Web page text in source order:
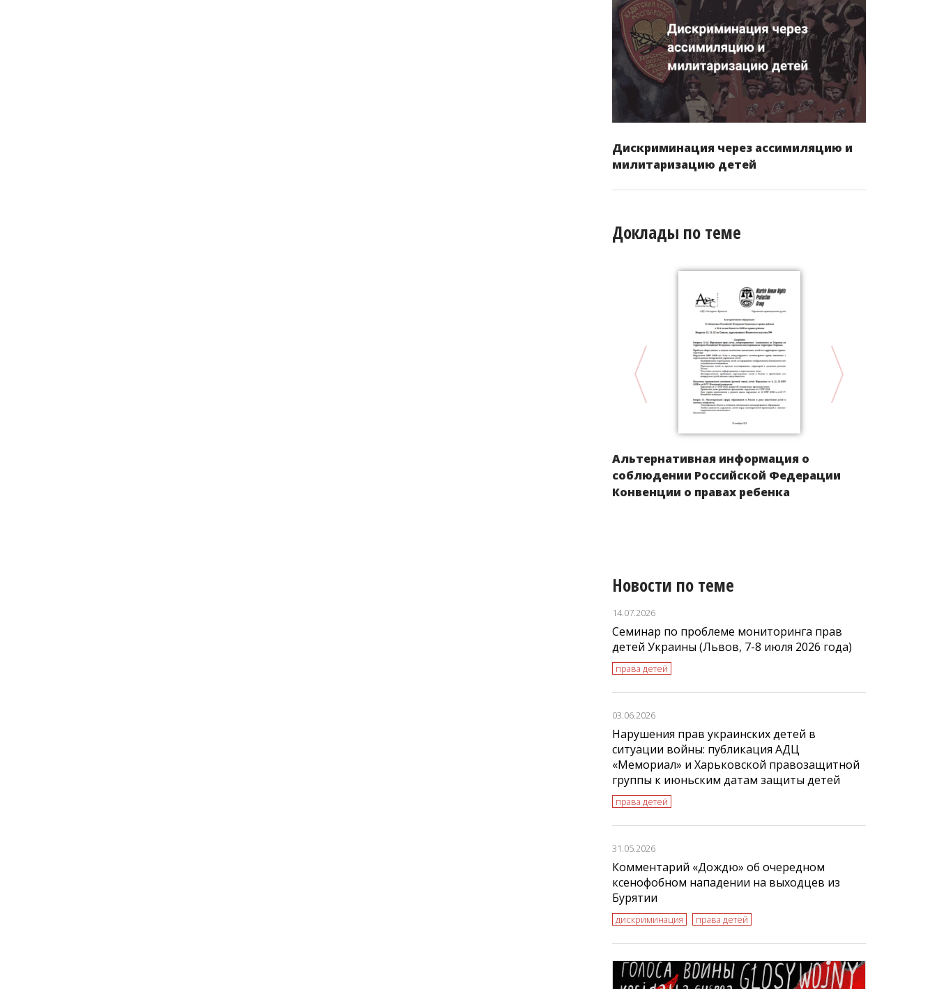
Дискриминация через ассимиляцию и
милитаризацию детей
Доклады по теме
Альтернативная информация о
соблюдении Российской Федерации
Конвенции о правах ребенка
Новости по теме
14.07.2026
Семинар по проблеме мониторинга прав
детей Украины (Львов, 7-8 июля 2026 года)
права детей
03.06.2026
Нарушения прав украинских детей в
ситуации войны: публикация АДЦ
«Мемориал» и Харьковской правозащитной
группы к июньским датам защиты детей
права детей
31.05.2026
Комментарий «Дождю» об очередном
ксенофобном нападении на выходцев из
Бурятии
дискриминация права детей